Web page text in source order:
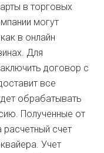
в торговых
могут
в онлайн
Для
договор с
все
обрабатывать
Полученные от
счет
Учет